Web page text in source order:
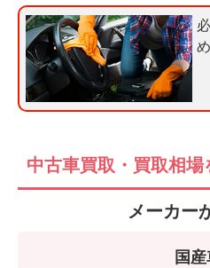
中古車買取・買取相場
メーカー
国